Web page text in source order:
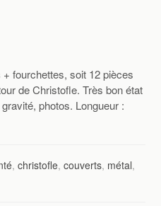
fourchettes, soit 12 pièces
de Christofle. Très bon état
photos. Longueur :
,christofle,couverts, métal,